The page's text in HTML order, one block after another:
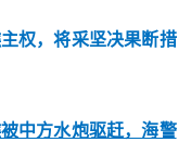
权，将采坚决果断措
中方水炮驱赶，海警